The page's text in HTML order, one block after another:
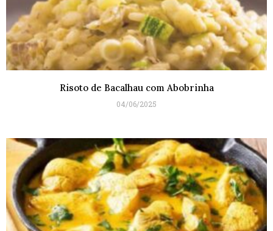
Risoto de Bacalhau com Abobrinha
04/06/2025